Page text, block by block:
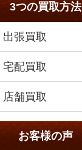
3つの買取方法
出張買取
宅配買取
店舗買取
お客様の声